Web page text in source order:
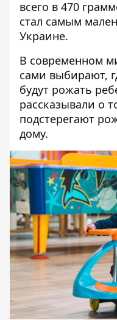
всего в 470
стал самым
Украине.
В современном
сами выбирают,
будут рожать
рассказывали о
подстерегают
дому.